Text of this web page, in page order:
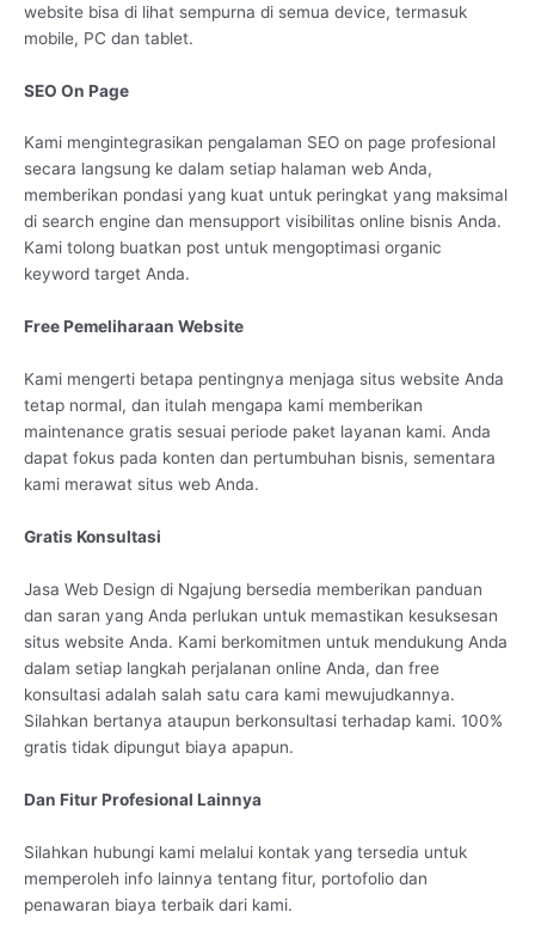
website bisa di lihat sempurna di semua device, termasuk
mobile, PC dan tablet.
SEO On Page
Kami mengintegrasikan pengalaman SEO on page profesional
secara langsung ke dalam setiap halaman web Anda,
memberikan pondasi yang kuat untuk peringkat yang maksimal
di search engine dan mensupport visibilitas online bisnis Anda.
Kami tolong buatkan post untuk mengoptimasi organic
keyword target Anda.
Free Pemeliharaan Website
Kami mengerti betapa pentingnya menjaga situs website Anda
tetap normal, dan itulah mengapa kami memberikan
maintenance gratis sesuai periode paket layanan kami. Anda
dapat fokus pada konten dan pertumbuhan bisnis, sementara
kami merawat situs web Anda.
Gratis Konsultasi
Jasa Web Design di Ngajung bersedia memberikan panduan
dan saran yang Anda perlukan untuk memastikan kesuksesan
situs website Anda. Kami berkomitmen untuk mendukung Anda
dalam setiap langkah perjalanan online Anda, dan free
konsultasi adalah salah satu cara kami mewujudkannya.
Silahkan bertanya ataupun berkonsultasi terhadap kami. 100%
gratis tidak dipungut biaya apapun.
Dan Fitur Profesional Lainnya
Silahkan hubungi kami melalui kontak yang tersedia untuk
memperoleh info lainnya tentang fitur, portofolio dan
penawaran biaya terbaik dari kami.